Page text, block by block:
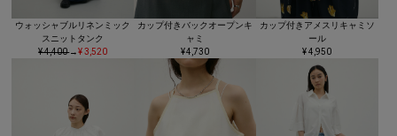
ウォッシャブルリネンミック
スニットタンク
¥ 4,400→¥ 3,520
カップ付きバックオープンキ
ャミ
¥ 4,730
カップ付きアメスリキャミソ
ール
¥ 4,950